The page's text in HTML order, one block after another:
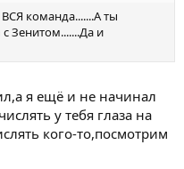
команда.......А ты
Зенитом.......Да и
я ещё и не начинал
у тебя глаза на
кого-то,посмотрим